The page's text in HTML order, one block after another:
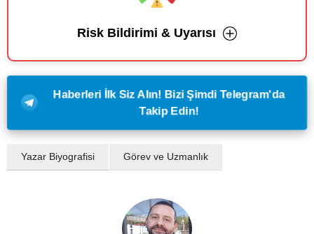
Risk Bildirimi & Uyarısı
Haberleri İlk Siz Alın! Bizi Şimdi Telegram'da
Takip Edin!
Yazar Biyografisi Görev ve Uzmanlık